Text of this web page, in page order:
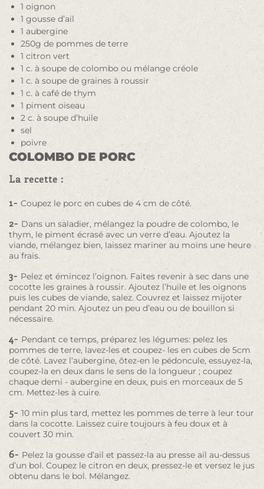
1 oignon
1 gousse d’ail
1 aubergine
250g de pommes de terre
1 citron vert
1 c. à soupe de colombo ou mélange créole
1 c. à soupe de graines à roussir
1 c. à café de thym
1 piment oiseau
2 c. à soupe d’huile
sel
poivre
COLOMBO DE PORC
La recette :
1- Coupez le porc en cubes de 4 cm de côté.
2- Dans un saladier, mélangez la poudre de colombo, le
thym, le piment écrasé avec un verre d’eau. Ajoutez la
viande, mélangez bien, laissez mariner au moins une heure
au frais.
3- Pelez et émincez l’oignon. Faites revenir à sec dans une
cocotte les graines à roussir. Ajoutez l’huile et les oignons
puis les cubes de viande, salez. Couvrez et laissez mijoter
pendant 20 min. Ajoutez un peu d’eau ou de bouillon si
nécessaire.
4-Pendant ce temps, préparez les légumes: pelez les
pommes de terre, lavez-les et coupez- les en cubes de 5cm
de côté. Lavez l’aubergine, ôtez-en le pédoncule, essuyez-la,
coupez-la en deux dans le sens de la longueur ; coupez
chaque demi - aubergine en deux, puis en morceaux de 5
cm. Mettez-les à cuire.
5- 10 min plus tard, mettez les pommes de terre à leur tour
dans la cocotte. Laissez cuire toujours à feu doux et à
couvert 30 min.
6- Pelez la gousse d’ail et passez-la au presse ail au-dessus
d’un bol. Coupez le citron en deux, pressez-le et versez le jus
obtenu dans le bol. Mélangez.